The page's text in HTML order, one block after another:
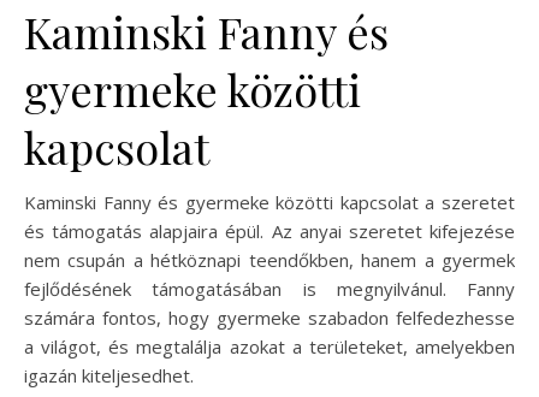
Kaminski Fanny és
gyermeke közötti
kapcsolat
Kaminski Fanny és gyermeke közötti kapcsolat a szeretet
és támogatás alapjaira épül. Az anyai szeretet kifejezése
nem csupán a hétköznapi teendőkben, hanem a gyermek
fejlődésének támogatásában is megnyilvánul. Fanny
számára fontos, hogy gyermeke szabadon felfedezhesse
a világot, és megtalálja azokat a területeket, amelyekben
igazán kiteljesedhet.